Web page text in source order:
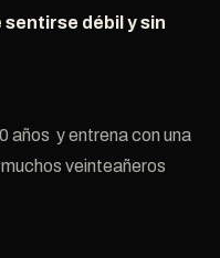
sentirse débil y sin
años y entrena con una
veinteañeros